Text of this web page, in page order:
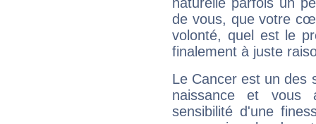
de vous, que votre
volonté, quel est le
finalement à juste
Le Cancer est un des
naissance et vous
sensibilité d'une